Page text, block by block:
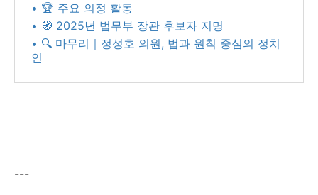
• 🏆 주요 의정 활동
• 🧭 2025년 법무부 장관 후보자 지명
• 🔍 마무리｜정성호 의원, 법과 원칙 중심의 정치
인
---